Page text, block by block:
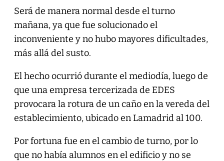
Será de manera normal desde el turno
mañana, ya que fue solucionado el
inconveniente y no hubo mayores dificultades,
más allá del susto.
El hecho ocurrió durante el mediodía, luego de
que una empresa tercerizada de EDES
provocara la rotura de un caño en la vereda del
establecimiento, ubicado en Lamadrid al 100.
Por fortuna fue en el cambio de turno, por lo
que no había alumnos en el edificio y no se